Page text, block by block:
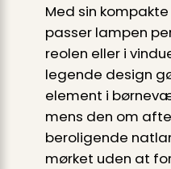
Med sin
passer lampen
reolen eller i
legende design
element i
mens den om
beroligende
mørket uden at